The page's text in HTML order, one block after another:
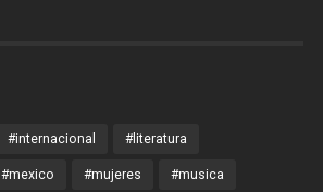
#internacional #literatura
#mexico #mujeres #musica